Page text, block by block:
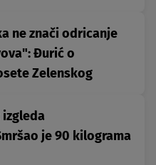
ne znači odricanje
Đurić o
Zelenskog
izgleda
je 90 kilograma